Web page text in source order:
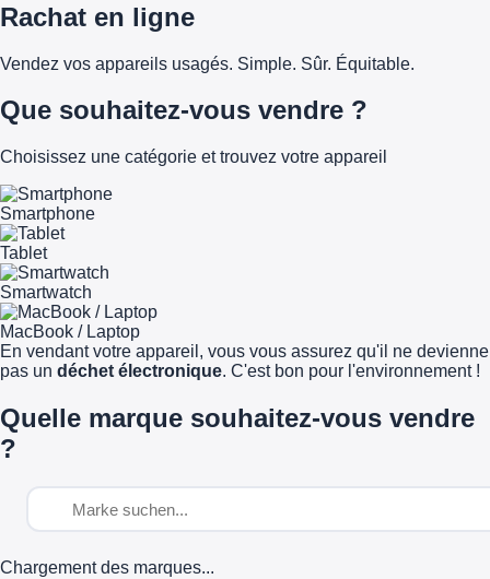
Rachat en ligne
Vendez vos appareils usagés. Simple. Sûr. Équitable.
Que souhaitez-vous vendre ?
Choisissez une catégorie et trouvez votre appareil
Smartphone
Tablet
Smartwatch
MacBook / Laptop
En vendant votre appareil, vous vous assurez qu'il ne devienne
pas un déchet électronique. C'est bon pour l'environnement !
Quelle marque souhaitez-vous vendre
?
Chargement des marques...